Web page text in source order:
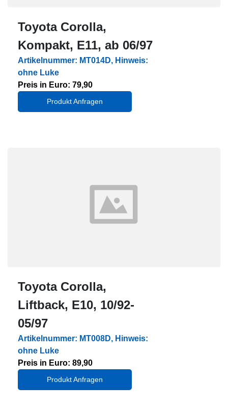
Toyota Corolla,
Kompakt, E11, ab 06/97
Artikelnummer: MT014D, Hinweis:
ohne Luke
Preis in Euro: 79,90
Produkt Anfragen
Toyota Corolla,
Liftback, E10, 10/92-
05/97
Artikelnummer: MT008D, Hinweis:
ohne Luke
Preis in Euro: 89,90
Produkt Anfragen